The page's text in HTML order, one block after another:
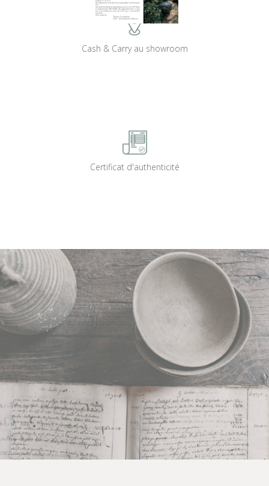
Cash & Carry au showroom
Certificat d'authenticité